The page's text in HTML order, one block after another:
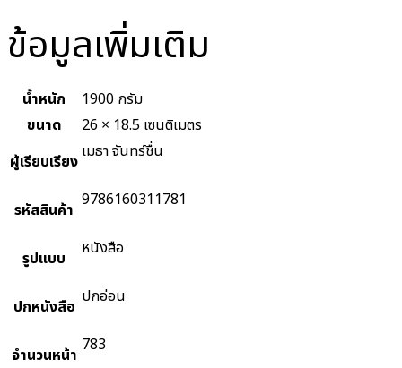
ข้อมูลเพิ่มเติม
น้ำหนัก
1900 กรัม
ขนาด
26 × 18.5 เซนติเมตร
ผู้เรียบเรียง เมธา จันทร์ชื่น
รหัสสินค้า 9786160311781
รูปแบบ หนังสือ
ปกหนังสือ ปกอ่อน
จำนวนหน้า 783